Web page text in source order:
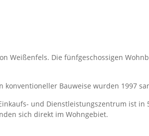
Weißenfels. Die fünfgeschossigen
Bauweise wurden 1997
und Dienstleistungszentrum ist
sich direkt im Wohngebiet.